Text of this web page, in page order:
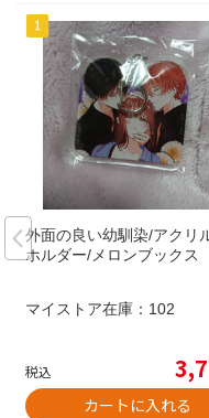
外面の良い幼馴染/アクリ
ホルダー/メロンブックス
マイストア在庫： 102
税込
カートに入れる